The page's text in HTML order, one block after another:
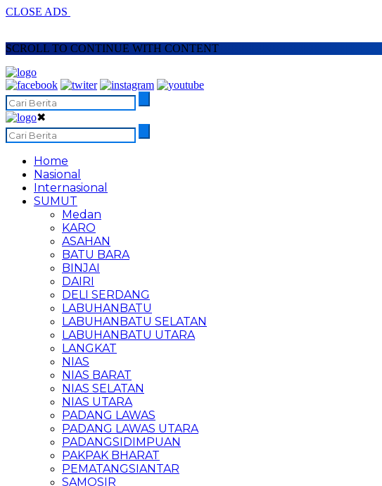
CLOSE ADS
SCROLL TO CONTINUE WITH CONTENT
✖
Home
Nasional
Internasional
SUMUT
Medan
KARO
ASAHAN
BATU BARA
BINJAI
DAIRI
DELI SERDANG
LABUHANBATU
LABUHANBATU SELATAN
LABUHANBATU UTARA
LANGKAT
NIAS
NIAS BARAT
NIAS SELATAN
NIAS UTARA
PADANG LAWAS
PADANG LAWAS UTARA
PADANGSIDIMPUAN
PAKPAK BHARAT
PEMATANGSIANTAR
SAMOSIR